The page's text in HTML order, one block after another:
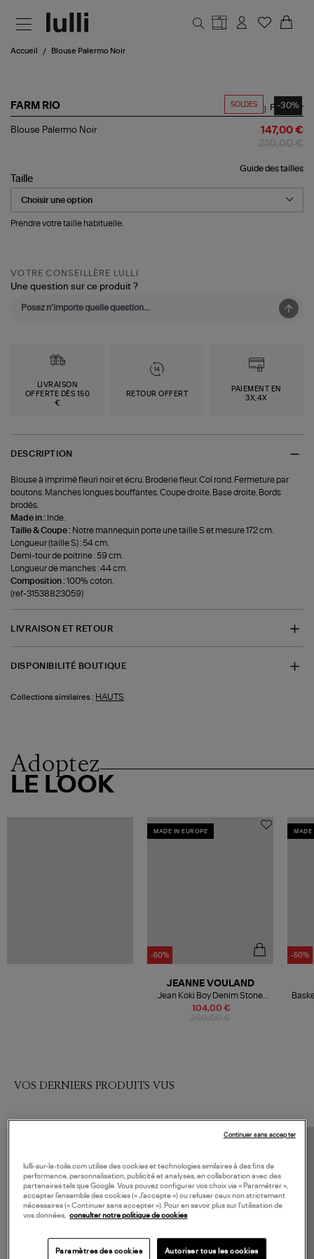
Accueil Blouse Palermo Noir
SOLDES -30%
FARM RIO
Blouse
Partager
Blouse Palermo Noir 147,00 €
Guide des tailles
Taille
Prendre votre taille habituelle.
VOTRE CONSEILLÈRE LULLI
Une question sur ce produit ?
LIVRAISON
OFFERTE DÈS 150
€
RETOUR OFFERT
PAIEMENT EN
3X,4X
DESCRIPTION
Blouse à imprimé fleuri noir et écru. Broderie fleur. Col rond. Fermeture par
boutons. Manches longues bouffantes. Coupe droite. Base droite. Bords
brodés.
Made in : Inde.
Taille & Coupe : Notre mannequin porte une taille S et mesure 172 cm.
Longueur (taille S) : 54 cm.
Demi-tour de poitrine : 59 cm.
Longueur de manches : 44 cm.
Composition :100% coton.
(ref-31538823059)
LIVRAISON ET RETOUR
DISPONIBILITÉ BOUTIQUE
Collections similaires : HAUTS
Adoptez
LE LOOK
MADE IN EUROPE
-60%
104,00 €
JEANNE VOULAND
Jean Koki Boy Denim Stone
Noir
MADE
-50%
VOS DERNIERS PRODUITS VUS
lulli-sur-la-toile.com utilise des cookies et technologies similaires à des fins de
performance, personnalisation, publicité et analyses, en collaboration avec des
partenaires tels que Google. Vous pouvez configurer vos choix via « Paramétrer »,
accepter l’ensemble des cookies (« J’accepte ») ou refuser ceux non strictement
nécessaires (« Continuer sans accepter »). Pour en savoir plus sur l’utilisation de
vos données,
consulter notre politique de cookies
Paramètres des cookies Autoriser tous les cookies
Continuer sans accepter